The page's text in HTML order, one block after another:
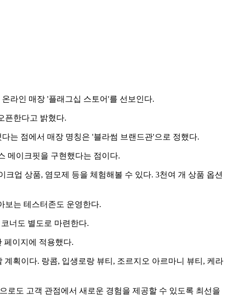
라인 매장 '플래그십 스토어'를 선보인다.
픈한다고 밝혔다.
는 점에서 매장 명칭은 '블라썸 브랜드관'으로 정했다.
메이크핏을 구현했다는 점이다.
업 상품, 염모제 등을 체험해볼 수 있다. 3천여 개 상품 옵션
보는 테스터존도 운영한다.
너도 별도로 마련한다.
페이지에 적용했다.
획이다. 랑콤, 입생로랑 뷰티, 조르지오 아르마니 뷰티, 케라
로도 고객 관점에서 새로운 경험을 제공할 수 있도록 최선을